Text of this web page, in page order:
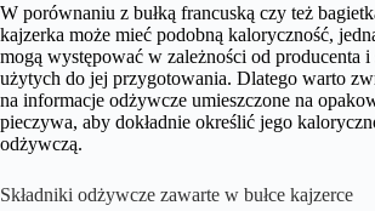
W porównaniu z bułką francuską czy też
kajzerka może mieć podobną kaloryczność,
mogą występować w zależności od producenta i
użytych do jej przygotowania. Dlatego warto
na informacje odżywcze umieszczone na
pieczywa, aby dokładnie określić jego
odżywczą.
Składniki odżywcze zawarte w bułce kajzerce